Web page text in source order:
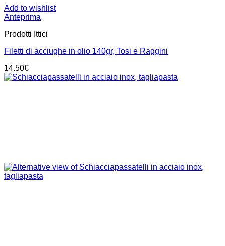
Add to wishlist
Anteprima
Prodotti Ittici
Filetti di acciughe in olio 140gr, Tosi e Raggini
14.50€